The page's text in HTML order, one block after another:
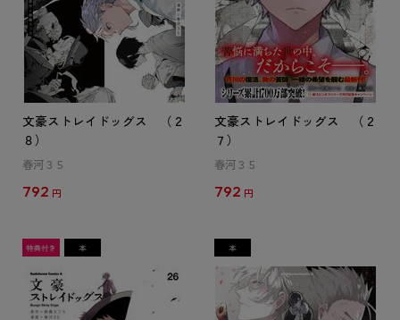
文豪ストレイドッグス （２
８）
春河３５
792 円
文豪ストレイドッグス （２
７）
春河３５
792 円